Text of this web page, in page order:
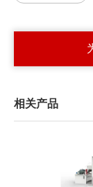
相关产品